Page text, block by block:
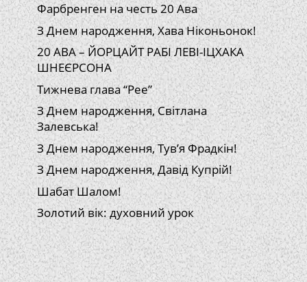
Фарбренген на честь 20 Ава
З Днем народження, Хава Ніконьонок!
20 АВА – ЙОРЦАЙТ РАБІ ЛЕВІ-ІЦХАКА
ШНЕЄРСОНА
Тижнева глава “Рее”
З Днем народження, Світлана
Залевська!
З Днем народження, Тув’я Фрадкін!
З Днем народження, Давід Купрій!
Шабат Шалом!
Золотий вік: духовний урок